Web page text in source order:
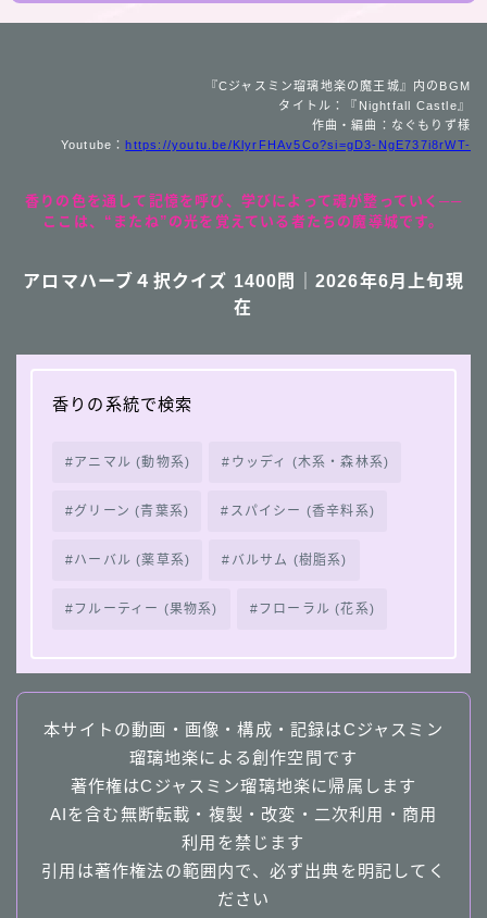
『Cジャスミン瑠璃地楽の魔王城』内のBGM
タイトル：『Nightfall Castle』
作曲・編曲：なぐもりず様
Youtube：https://youtu.be/KlyrFHAv5Co?si=gD3-NgE737i8rWT-
香りの色を通して記憶を呼び、学びによって魂が整っていく──
ここは、“またね”の光を覚えている者たちの魔導城です。
アロマハーブ４択クイズ 1400問｜2026年6月上旬現
在
香りの系統で検索
アニマル (動物系) ウッディ (木系・森林系)
グリーン (青葉系) スパイシー (香辛料系)
ハーバル (薬草系) バルサム (樹脂系)
フルーティー (果物系) フローラル (花系)
本サイトの動画・画像・構成・記録はCジャスミン
瑠璃地楽による創作空間です
著作権はCジャスミン瑠璃地楽に帰属します
AIを含む無断転載・複製・改変・二次利用・商用
利用を禁じます
引用は著作権法の範囲内で、必ず出典を明記してく
ださい